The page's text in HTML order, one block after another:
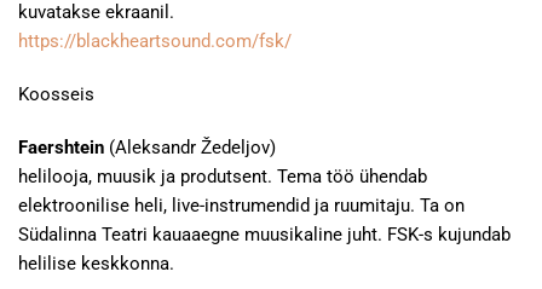
kuvatakse ekraanil.
https://blackheartsound.com/fsk/
Koosseis
Faershtein (Aleksandr Žedeljov)
helilooja, muusik ja produtsent. Tema töö ühendab
elektroonilise heli, live-instrumendid ja ruumitaju. Ta on
Südalinna Teatri kauaaegne muusikaline juht. FSK-s kujundab
helilise keskkonna.